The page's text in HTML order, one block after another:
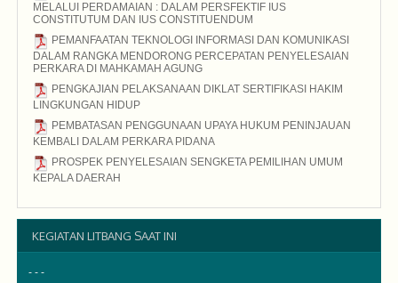
MELALUI PERDAMAIAN : DALAM PERSFEKTIF IUS
CONSTITUTUM DAN IUS CONSTITUENDUM
PEMANFAATAN TEKNOLOGI INFORMASI DAN KOMUNIKASI
DALAM RANGKA MENDORONG PERCEPATAN PENYELESAIAN
PERKARA DI MAHKAMAH AGUNG
PENGKAJIAN PELAKSANAAN DIKLAT SERTIFIKASI HAKIM
LINGKUNGAN HIDUP
PEMBATASAN PENGGUNAAN UPAYA HUKUM PENINJAUAN
KEMBALI DALAM PERKARA PIDANA
PROSPEK PENYELESAIAN SENGKETA PEMILIHAN UMUM
KEPALA DAERAH
KEGIATAN LITBANG SAAT INI
- - -